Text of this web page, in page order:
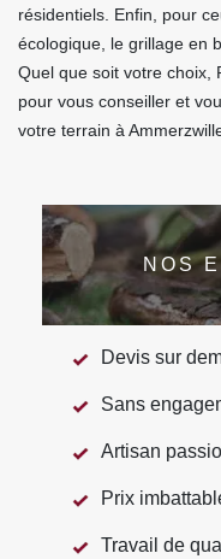
résidentiels. Enfin, pour
écologique, le grillage en
Quel que soit votre choix,
pour vous conseiller et
votre terrain à
NOS
Devis sur
Sans
Artisan
Prix
Travail de